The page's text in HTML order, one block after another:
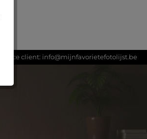
Service client: info@mijnfavorietefotolijst.be